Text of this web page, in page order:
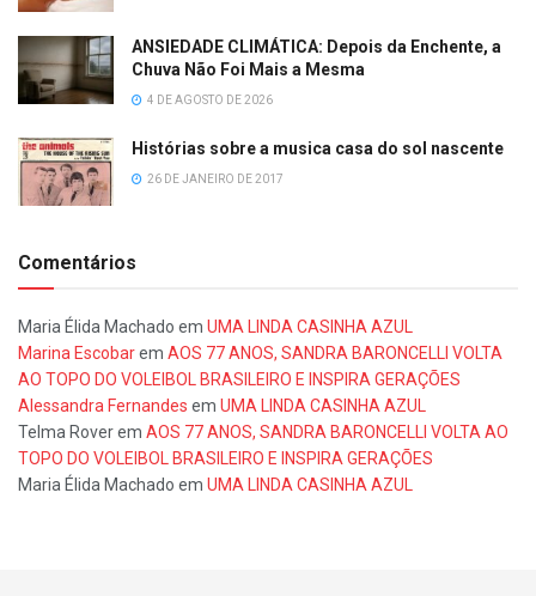
ANSIEDADE CLIMÁTICA: Depois da Enchente, a
Chuva Não Foi Mais a Mesma
4 DE AGOSTO DE 2026
Histórias sobre a musica casa do sol nascente
26 DE JANEIRO DE 2017
Comentários
Maria Élida Machado em UMA LINDA CASINHA AZUL
Marina Escobarem AOS 77 ANOS, SANDRA BARONCELLI VOLTA
AO TOPO DO VOLEIBOL BRASILEIRO E INSPIRA GERAÇÕES
Alessandra Fernandes em UMA LINDA CASINHA AZUL
Telma Roverem AOS 77 ANOS, SANDRA BARONCELLI VOLTA AO
TOPO DO VOLEIBOL BRASILEIRO E INSPIRA GERAÇÕES
Maria Élida Machado em UMA LINDA CASINHA AZUL